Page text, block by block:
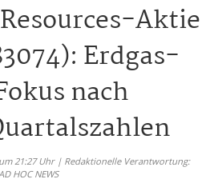
Aktie
Erdgas-
nach
21:27 Uhr | Redaktionelle Verantwortung:
HOC NEWS